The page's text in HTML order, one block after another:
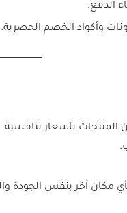
الدفع.
وأكواد الخصم الحصرية.
المنتجات بأسعار
مكان آخر بنفس الجودة